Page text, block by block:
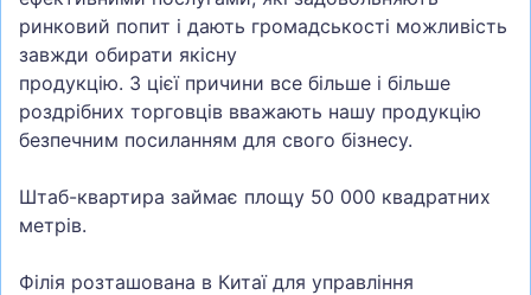
ринковий попит і дають громадськості можливість
завжди обирати якісну
продукцію. З цієї причини все більше і більше
роздрібних торговців вважають нашу продукцію
безпечним посиланням для свого бізнесу.
Штаб-квартира займає площу 50 000 квадратних
метрів.
Філія розташована в Китаї для управління